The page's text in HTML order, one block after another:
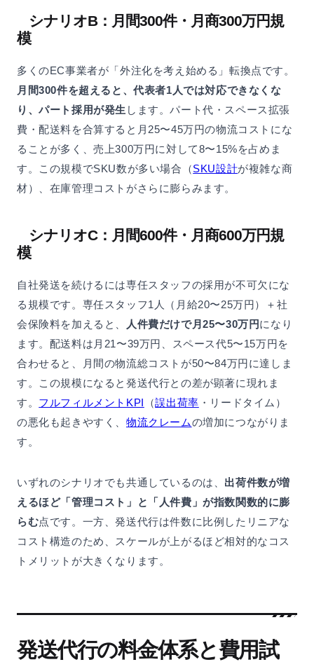
シナリオB：月間300件・月商300万円規
模
多くのEC事業者が「外注化を考え始める」転換点です。
月間300件を超えると、代表者1人では対応できなくな
り、パート採用が発生 します。パート代・スペース拡張
費・配送料を合算すると月25〜45万円の物流コストにな
ることが多く、売上300万円に対して8〜15%を占めま
す。この規模でSKU数が多い場合（SKU設計が複雑な商
材）、在庫管理コストがさらに膨らみます。
シナリオC：月間600件・月商600万円規
模
自社発送を続けるには専任スタッフの採用が不可欠にな
る規模です。専任スタッフ1人（月給20〜25万円）＋社
会保険料を加えると、
人件費だけで月25〜30万円になり
ます。配送料は月21〜39万円、スペース代5〜15万円を
合わせると、月間の物流総コストが50〜84万円に達しま
す。この規模になると発送代行との差が顕著に現れま
す。 フルフィルメントKPI （誤出荷率 ・リードタイム）
の悪化も起きやすく、 物流クレームの増加につながりま
す。
いずれのシナリオでも共通しているのは、 出荷件数が増
えるほど「管理コスト」と「人件費」が指数関数的に膨
らむ点です。一方、発送代行は件数に比例したリニアな
コスト構造のため、スケールが上がるほど相対的なコス
トメリットが大きくなります。
発送代行の料金体系と費用試